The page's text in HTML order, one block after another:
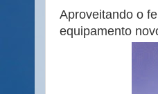
Aproveitando o
equipamento